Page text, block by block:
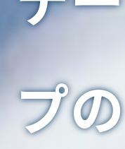
プの